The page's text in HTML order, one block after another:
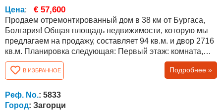
Цена: € 57,600
Продаем отремонтированный дом в 38 км от Бургаса,
Болгария! Общая площадь недвижимости, которую мы
предлагаем на продажу, составляет 94 кв.м. и двор 2716
кв.м. Планировка следующая: Первый этаж: комната,
техническое помещение, кладовая. Второй этаж:
прихожая, гостиная с кухней, спальня и ванная комната
с туалетом. В доме сделан частичный ремонт - новая
крыша, новая сантехника, новый бойлер, новая входная
дверь, отопительная печь...
В ИЗБРАННОЕ Подробнее »
Реф. No.: 5833
Город: Загорци